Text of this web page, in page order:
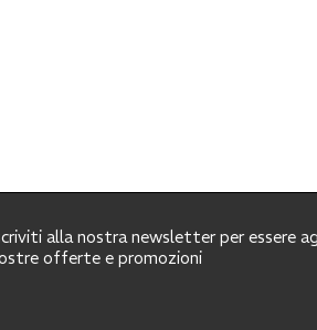
alla nostra newsletter per essere
offerte e promozioni